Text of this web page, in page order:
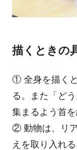
描くときの
① 全身を描く
る。また「ど
集まるよう首
② 動物は、リ
えを取り入れ